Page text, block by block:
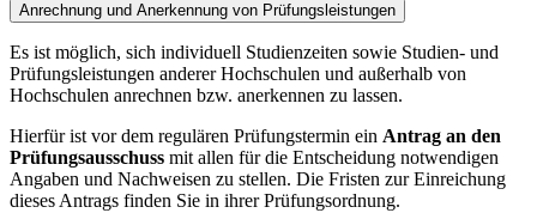
Anrechnung und Anerkennung von Prüfungsleistungen
Es ist möglich, sich individuell Studienzeiten sowie Studien- und
Prüfungsleistungen anderer Hochschulen und außerhalb von
Hochschulen anrechnen bzw. anerkennen zu lassen.
Hierfür ist vor dem regulären Prüfungstermin ein Antrag an den
Prüfungsausschuss mit allen für die Entscheidung notwendigen
Angaben und Nachweisen zu stellen. Die Fristen zur Einreichung
dieses Antrags finden Sie in ihrer Prüfungsordnung.